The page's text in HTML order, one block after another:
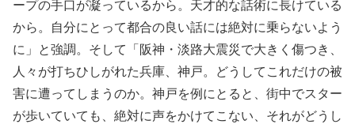
ープの手口が凝っているから。天才的な話術に長けている
から。自分にとって都合の良い話には絶対に乗らないよう
に」と強調。そして「阪神・淡路大震災で大きく傷つき、
人々が打ちひしがれた兵庫、神戸。どうしてこれだけの被
害に遭ってしまうのか。神戸を例にとると、街中でスター
が歩いていても、絶対に声をかけてこない、それがどうし